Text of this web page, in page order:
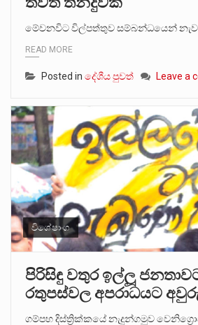
මේවනවිට විල්පත්තුව සම්බන්ධයෙන්
READ MORE
Posted in දේශීය පුවත් Leave a
විශේෂාංග
පිරිසිඳු වතුර ඉල්ලූ
රතුපස්වල අපරාධයට
ගම්පහ දිස්ත්‍රික්කයේ නැදුන්ගමුව